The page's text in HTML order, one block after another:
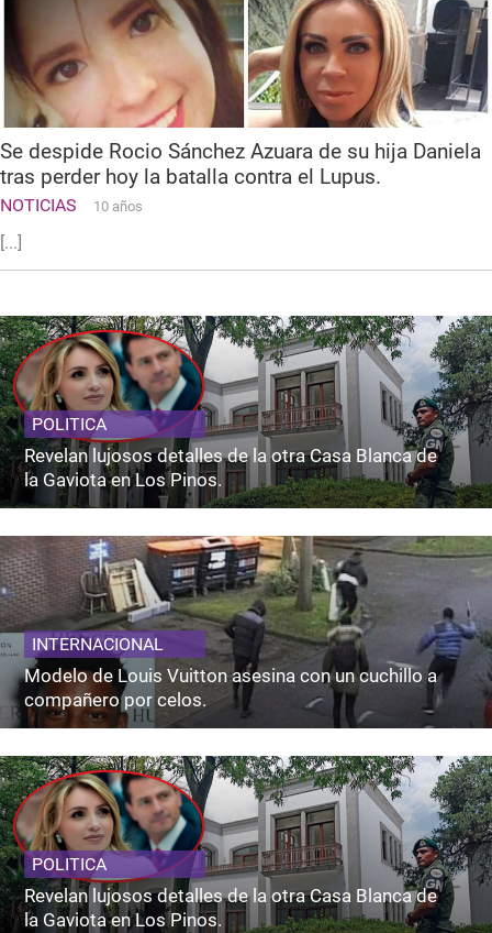
Se despide Rocio Sánchez Azuara de su hija Daniela
tras perder hoy la batalla contra el Lupus.
NOTICIAS 10 años
[...]
POLITICA
Revelan lujosos detalles de la otra Casa Blanca de
la Gaviota en Los Pinos.
INTERNACIONAL
Modelo de Louis Vuitton asesina con un cuchillo a
compañero por celos.
POLITICA
Revelan lujosos detalles de la otra Casa Blanca de
la Gaviota en Los Pinos.